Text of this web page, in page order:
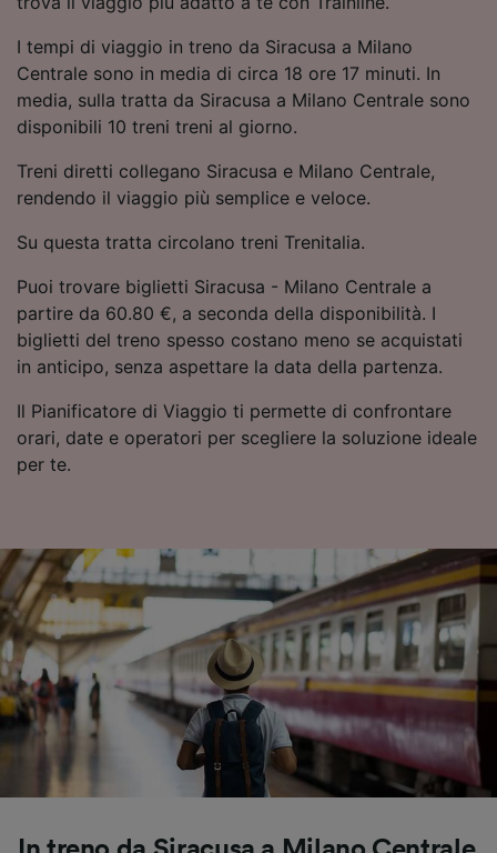
I tempi di viaggio in treno da Siracusa a Milano
Centrale sono in media di circa 18 ore 17 minuti. In
media, sulla tratta da Siracusa a Milano Centrale sono
disponibili 10 treni treni al giorno.
Treni diretti collegano Siracusa e Milano Centrale,
rendendo il viaggio più semplice e veloce.
Su questa tratta circolano treni Trenitalia.
Puoi trovare biglietti Siracusa - Milano Centrale a
partire da 60.80 €, a seconda della disponibilità. I
biglietti del treno spesso costano meno se acquistati
in anticipo, senza aspettare la data della partenza.
Il Pianificatore di Viaggio ti permette di confrontare
orari, date e operatori per scegliere la soluzione ideale
per te.
Utilizzare dati di geolocalizzazione precisi.
Scansione attiva delle caratteristiche del
dispositivo ai fini dell’identificazione.
Archiviare informazioni su dispositivo e/o
accedervi. Pubblicità e contenuti
personalizzati, misurazione delle prestazioni
pubblico, sviluppo di servizi.